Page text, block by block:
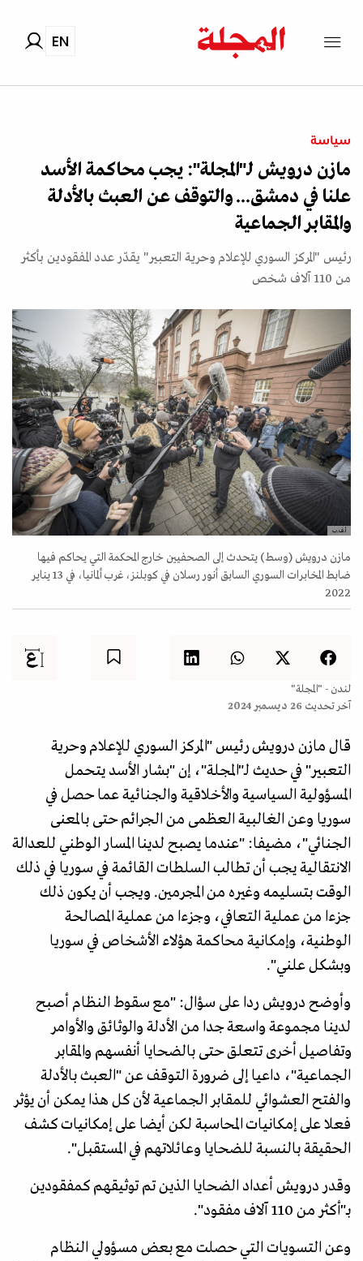
EN
سياسة
مازن درويش لـ"المجلة": يجب محاكمة الأسد
علنا في دمشق... والتوقف عن العبث بالأدلة
والمقابر الجماعية
رئيس "المركز السوري للإعلام وحرية التعبير" يقدّر عدد المفقودين بأكثر
من 110 آلاف شخص
أ.ف.ب
مازن درويش (وسط) يتحدث إلى الصحفيين خارج المحكمة التي يحاكم فيها
ضابط المخابرات السوري السابق أنور رسلان في كوبلنز، غرب ألمانيا، في 13 يناير
2022
لندن - "المجلة"
آخر تحديث 26 ديسمبر 2024
قال مازن درويش رئيس "المركز السوري للإعلام وحرية
التعبير" في حديث لـ"المجلة"، إن "بشار الأسد يتحمل
المسؤولية السياسية والأخلاقية والجنائية عما حصل في
سوريا وعن الغالبية العظمى من الجرائم حتى بالمعنى
الجنائي"، مضيفا: "عندما يصبح لدينا المسار الوطني للعدالة
الانتقالية يجب أن تطالب السلطات القائمة في سوريا في ذلك
الوقت بتسليمه وغيره من المجرمين. ويجب أن يكون ذلك
جزءا من عملية التعافي، وجزءا من عملية المصالحة
الوطنية، وإمكانية محاكمة هؤلاء الأشخاص في سوريا
وبشكل علني".
وأوضح درويش ردا على سؤال: "مع سقوط النظام أصبح
لدينا مجموعة واسعة جدا من الأدلة والوثائق والأوامر
وتفاصيل أخرى تتعلق حتى بالضحايا أنفسهم والمقابر
الجماعية"، داعيا إلى ضرورة التوقف عن "العبث بالأدلة
والفتح العشوائي للمقابر الجماعية لأن كل هذا يمكن أن يؤثر
فعلا على إمكانيات المحاسبة لكن أيضا على إمكانيات كشف
الحقيقة بالنسبة للضحايا وعائلاتهم في المستقبل".
وقدر درويش أعداد الضحايا الذين تم توثيقهم كمفقودين
بـ"أكثر من 110 آلاف مفقود".
وعن التسويات التي حصلت مع بعض مسؤولي النظام